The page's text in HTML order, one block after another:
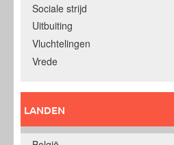
Sociale strijd
Uitbuiting
Vluchtelingen
Vrede
LANDEN